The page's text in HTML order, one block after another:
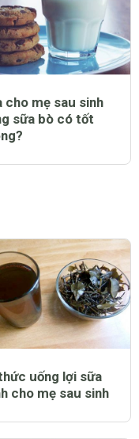
cho mẹ sau sinh
sữa bò có tốt
uống lợi sữa
cho mẹ sau sinh